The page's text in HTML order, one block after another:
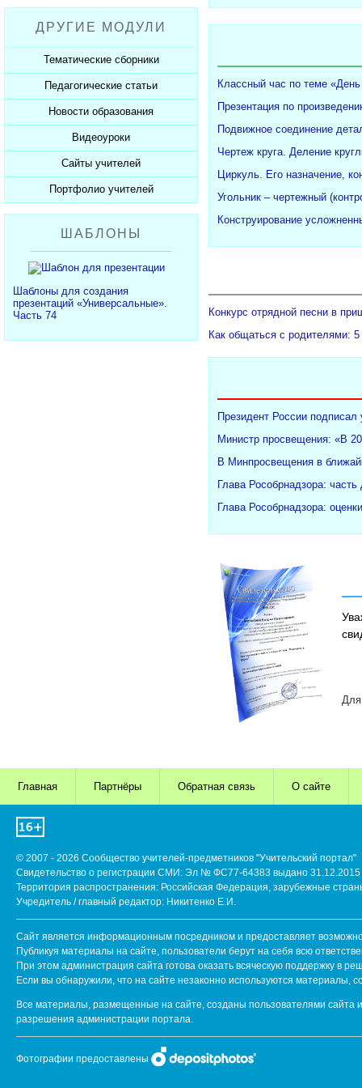
Пожарная безопасность
СанПиНы
Должностные обязанности
Планы, справки, протоколы
Презентации к Дню матери
Презентации к Новому году
Презентации к 23 февраля
Презентации к 8 марта
Презентации к Дню Победы
350 лет Петру I
Разработки учащихся
Софт для учителя
ДРУГИЕ МОДУЛИ
Тематические сборники
Сборники презентаций
Педагогические статьи
Каталог статей
Добавить статью
Новости образования
Новости образования
Видеоуроки
Видеоуроки ЕГЭ и ОГЭ
Сайты учителей
Каталог сайтов
Добавить сайт
Портфолио учителей
Каталог портфолио
Добавить портфолио
ШАБЛОНЫ
Шаблоны для создания
презентаций «Универсальные».
Часть 74
Классный час по теме
Презентация по
Подвижное соединение
Чертеж круга. Деление
Циркуль. Его назначение,
Угольник – чертежный
Конструирование
Конкурс отрядной песни в
Как общаться с родителями: 5
Президент России подписал
Министр просвещения: «В
В Минпросвещения в
Глава Рособрнадзора:
Глава Рособрнадзора:
Для
Главная Партнёры Обратная связь О сайте
© 2007 - 2026 Сообщество учителей-предметников "Учительский портал"
Свидетельство о регистрации СМИ: Эл № ФС77-64383 выдано 31.12.2015
Территория распространения: Российская Федерация, зарубежные
Учредитель / главный редактор: Никитенко Е.И.
Сайт является информационным посредником и предоставляет
Публикуя материалы на сайте, пользователи берут на себя всю
При этом администрация сайта готова оказать всяческую поддержку в
Если вы обнаружили, что на сайте незаконно используются
Все материалы, размещенные на сайте, созданы пользователями сайта
разрешения администрации портала.
Фотографии предоставлены